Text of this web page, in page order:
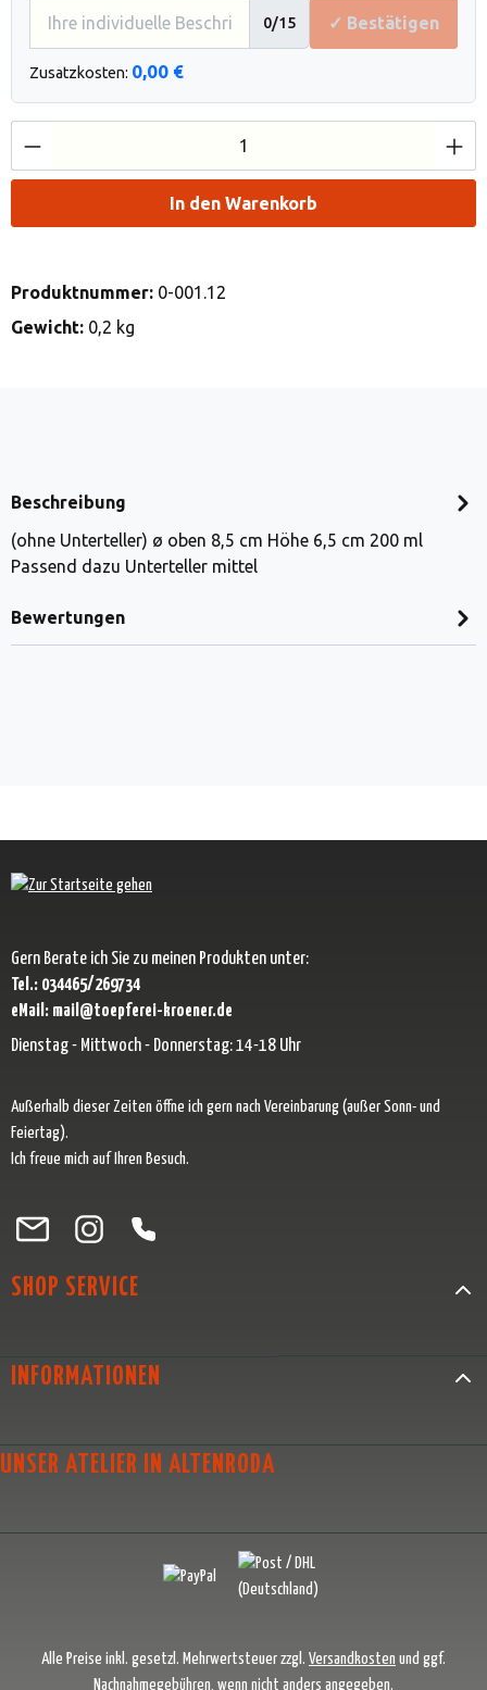
0/15 ✓ Bestätigen
Zusatzkosten: 0,00 €
Produkt Anzahl: Gib den gewünschten
In den Warenkorb
Produktnummer: 0-001.12
Gewicht: 0,2 kg
Beschreibung
(ohne Unterteller) ø oben 8,5 cm Höhe 6,5 cm 200 ml
Passend dazu Unterteller mittel
Bewertungen
Gern Berate ich Sie zu meinen Produkten unter:
Tel.: 034465/269734
eMail: mail@toepferei-kroener.de
Dienstag - Mittwoch - Donnerstag: 14-18 Uhr
Außerhalb dieser Zeiten öffne ich gern nach Vereinbarung (außer Sonn- und
Feiertag).
Ich freue mich auf Ihren Besuch.
Besuche uns auf Facebook – öffnet in neuem Tab (externer Link)
Schau auf Instagram vorbei – öffnet in neuem Tab (externer Link)
Lass dich auf Pinterest inspirieren – öffnet in neuem Tab
Folge uns auf X – öffnet in neuem Tab (externer Link)
SHOP SERVICE
INFORMATIONEN
UNSER ATELIER IN ALTENRODA
Alle Preise inkl. gesetzl. Mehrwertsteuer zzgl. Versandkosten und ggf.
Nachnahmegebühren, wenn nicht anders angegeben.